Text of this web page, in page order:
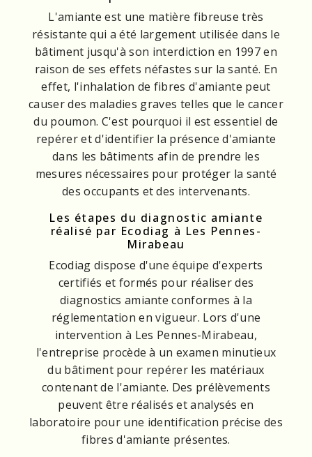
L'amiante est une matière fibreuse très
résistante qui a été largement utilisée dans le
bâtiment jusqu'à son interdiction en 1997 en
raison de ses effets néfastes sur la santé. En
effet, l'inhalation de fibres d'amiante peut
causer des maladies graves telles que le cancer
du poumon. C'est pourquoi il est essentiel de
repérer et d'identifier la présence d'amiante
dans les bâtiments afin de prendre les
mesures nécessaires pour protéger la santé
des occupants et des intervenants.
Les étapes du diagnostic amiante
réalisé par Ecodiag à Les Pennes-
Mirabeau
Ecodiag dispose d'une équipe d'experts
certifiés et formés pour réaliser des
diagnostics amiante conformes à la
réglementation en vigueur. Lors d'une
intervention à Les Pennes-Mirabeau,
l'entreprise procède à un examen minutieux
du bâtiment pour repérer les matériaux
contenant de l'amiante. Des prélèvements
peuvent être réalisés et analysés en
laboratoire pour une identification précise des
fibres d'amiante présentes.